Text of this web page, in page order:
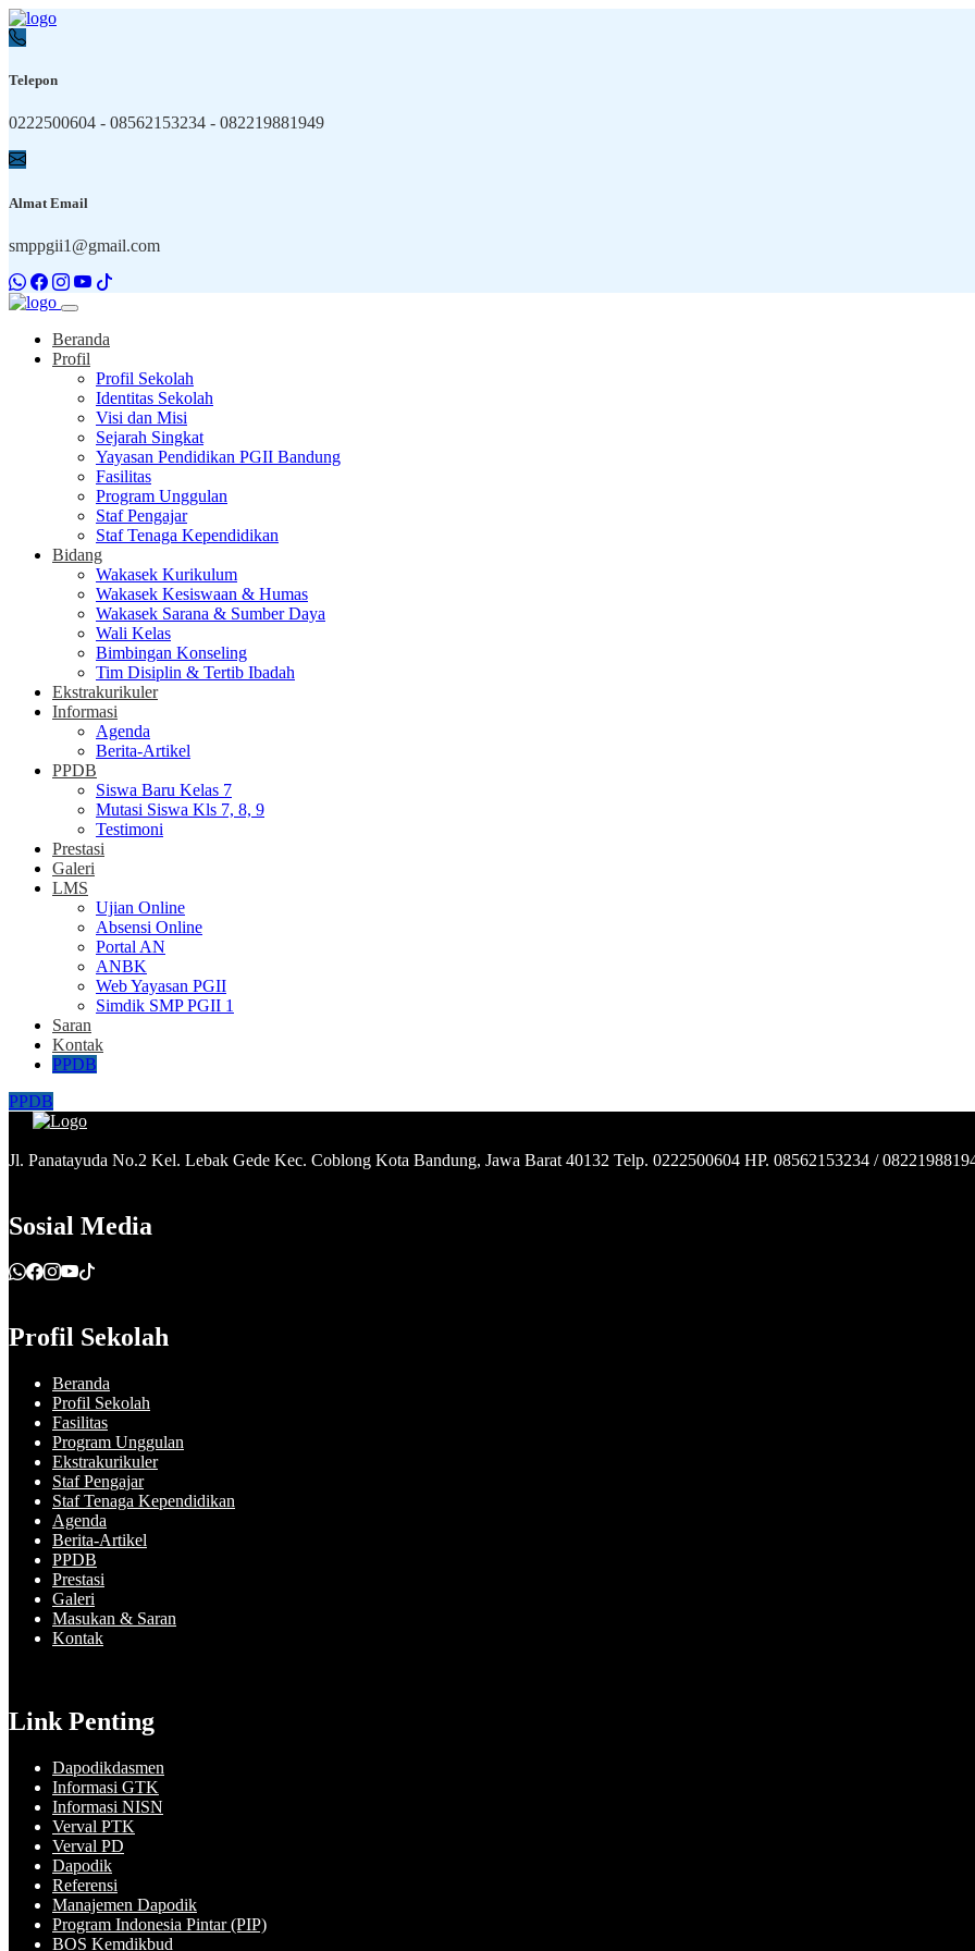
Telepon
0222500604 - 08562153234 - 082219881949
Almat Email
smppgii1@gmail.com
Beranda
Profil
Profil Sekolah
Identitas Sekolah
Visi dan Misi
Sejarah Singkat
Yayasan Pendidikan PGII Bandung
Fasilitas
Program Unggulan
Staf Pengajar
Staf Tenaga Kependidikan
Bidang
Wakasek Kurikulum
Wakasek Kesiswaan & Humas
Wakasek Sarana & Sumber Daya
Wali Kelas
Bimbingan Konseling
Tim Disiplin & Tertib Ibadah
Ekstrakurikuler
Informasi
Agenda
Berita-Artikel
PPDB
Siswa Baru Kelas 7
Mutasi Siswa Kls 7, 8, 9
Testimoni
Prestasi
Galeri
LMS
Ujian Online
Absensi Online
Portal AN
ANBK
Web Yayasan PGII
Simdik SMP PGII 1
Saran
Kontak
PPDB
PPDB
Jl. Panatayuda No.2 Kel. Lebak Gede Kec. Coblong Kota Bandung, Jawa Barat 40132 Telp. 0222500604 HP. 08562153234 /
Sosial Media
Profil Sekolah
Beranda
Profil Sekolah
Fasilitas
Program Unggulan
Ekstrakurikuler
Staf Pengajar
Staf Tenaga Kependidikan
Agenda
Berita-Artikel
PPDB
Prestasi
Galeri
Masukan & Saran
Kontak
Link Penting
Dapodikdasmen
Informasi GTK
Informasi NISN
Verval PTK
Verval PD
Dapodik
Referensi
Manajemen Dapodik
Program Indonesia Pintar (PIP)
BOS Kemdikbud